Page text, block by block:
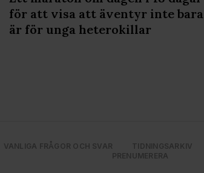
för att visa att äventyr inte bara
är för unga heterokillar
VANLIGA FRÅGOR OCH SVAR TIDNINGSARKIV
PRENUMERERA